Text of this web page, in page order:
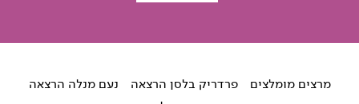
מרצים מומלצים פרדריק בלסן הרצאה
נעם מנלה הרצאה